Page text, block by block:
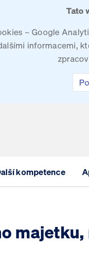
Tato
– Google
informacemi,
kompetence